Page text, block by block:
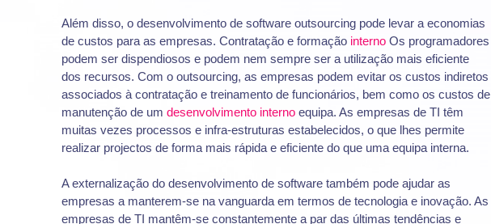
Além disso, o desenvolvimento de software outsourcing pode levar a economias
de custos para as empresas. Contratação e formação internoOs programadores
podem ser dispendiosos e podem nem sempre ser a utilização mais eficiente
dos recursos. Com o outsourcing, as empresas podem evitar os custos indiretos
associados à contratação e treinamento de funcionários, bem como os custos de
manutenção de um desenvolvimento internoequipa. As empresas de TI têm
muitas vezes processos e infra-estruturas estabelecidos, o que lhes permite
realizar projectos de forma mais rápida e eficiente do que uma equipa interna.
A externalização do desenvolvimento de software também pode ajudar as
empresas a manterem-se na vanguarda em termos de tecnologia e inovação. As
empresas de TI mantêm-se constantemente a par das últimas tendências e